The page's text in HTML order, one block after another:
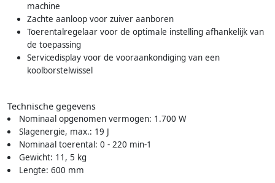
machine
Zachte aanloop voor zuiver aanboren
Toerentalregelaar voor de optimale instelling afhankelijk van
de toepassing
Servicedisplay voor de vooraankondiging van een
koolborstelwissel
Technische gegevens
Nominaal opgenomen vermogen: 1.700 W
Slagenergie, max.: 19 J
Nominaal toerental: 0 - 220 min-1
Gewicht: 11, 5 kg
Lengte: 600 mm